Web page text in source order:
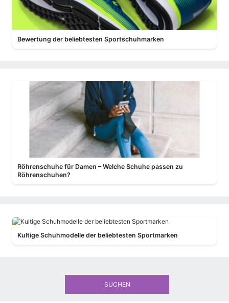
Bewertung der beliebtesten Sportschuhmarken
Röhrenschuhe für Damen – Welche Schuhe passen zu
Röhrenschuhen?
Kultige Schuhmodelle der beliebtesten Sportmarken
SUCHEN